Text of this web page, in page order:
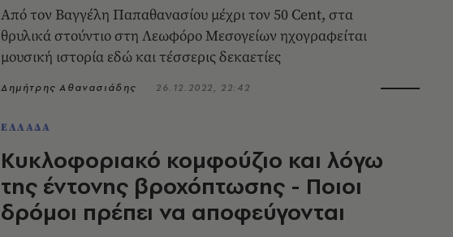
Από τον Βαγγέλη Παπαθανασίου μέχρι τον 50 Cent, στα
θρυλικά στούντιο στη Λεωφόρο Μεσογείων ηχογραφείται
μουσική ιστορία εδώ και τέσσερις δεκαετίες
Δημήτρης Αθανασιάδης 26.12.2022, 22:42
ΕΛΛΑΔΑ
Κυκλοφοριακό κομφούζιο και λόγω
της έντονης βροχόπτωσης - Ποιοι
δρόμοι πρέπει να αποφεύγονται